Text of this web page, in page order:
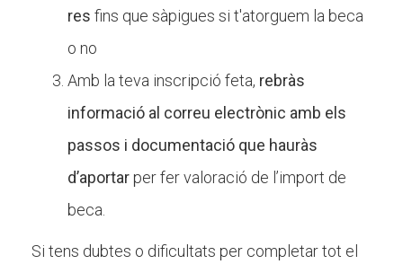
res fins que sàpigues si t'atorguem la beca
o no
Amb la teva inscripció feta, rebràs
informació al correu electrònic amb els
passos i documentació que hauràs
d’aportar per fer valoració de l’import de
beca.
Si tens dubtes o dificultats per completar tot el